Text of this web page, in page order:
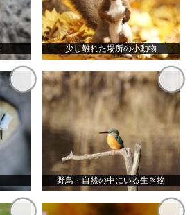
少し離れた場所の小動物
野鳥・自然の中にいる生き物